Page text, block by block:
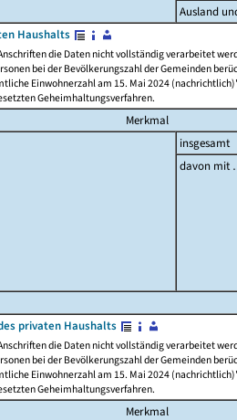
Ausland
Haushalts
die Daten nicht vollständig verarbeitet
bei der Bevölkerungszahl der Gemeinden
Einwohnerzahl am 15. Mai 2024
Geheimhaltungsverfahren.
Merkmal
insgesamt
davon mit
privaten Haushalts
die Daten nicht vollständig verarbeitet
bei der Bevölkerungszahl der Gemeinden
Einwohnerzahl am 15. Mai 2024
Geheimhaltungsverfahren.
Merkmal